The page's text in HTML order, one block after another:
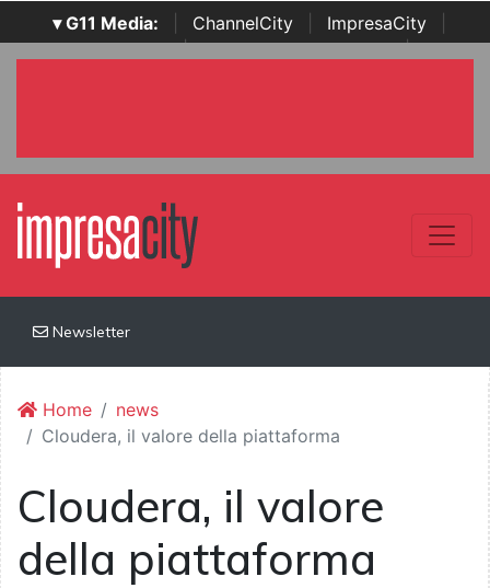
▾ G11 Media: ChannelCity ImpresaCity
SecurityOpenLab | Italian Channel Awards | Italian
Newsletter
Home
news
Cloudera, il valore della piattaforma
Cloudera, il valore
della piattaforma